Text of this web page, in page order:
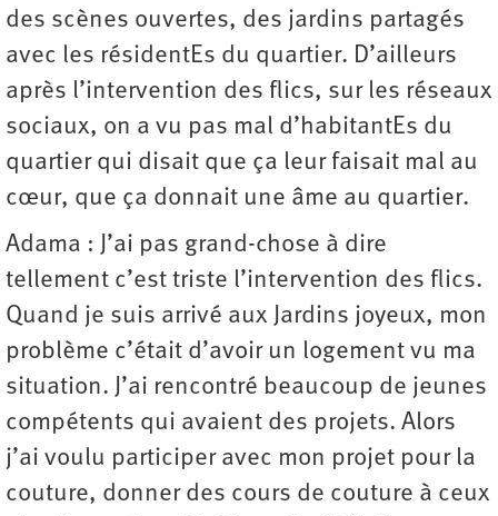
des scènes ouvertes, des jardins partagés
avec les résidentEs du quartier. D’ailleurs
après l’intervention des flics, sur les réseaux
sociaux, on a vu pas mal d’habitantEs du
quartier qui disait que ça leur faisait mal au
cœur, que ça donnait une âme au quartier.
Adama : J’ai pas grand-chose à dire
tellement c’est triste l’intervention des flics.
Quand je suis arrivé aux Jardins joyeux, mon
problème c’était d’avoir un logement vu ma
situation. J’ai rencontré beaucoup de jeunes
compétents qui avaient des projets. Alors
j’ai voulu participer avec mon projet pour la
couture, donner des cours de couture à ceux